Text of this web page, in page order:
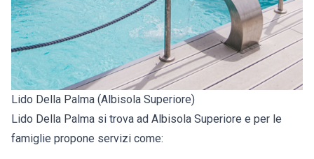
Lido Della Palma (Albisola Superiore)
Lido Della Palma si trova ad Albisola Superiore e per le
famiglie propone servizi come: